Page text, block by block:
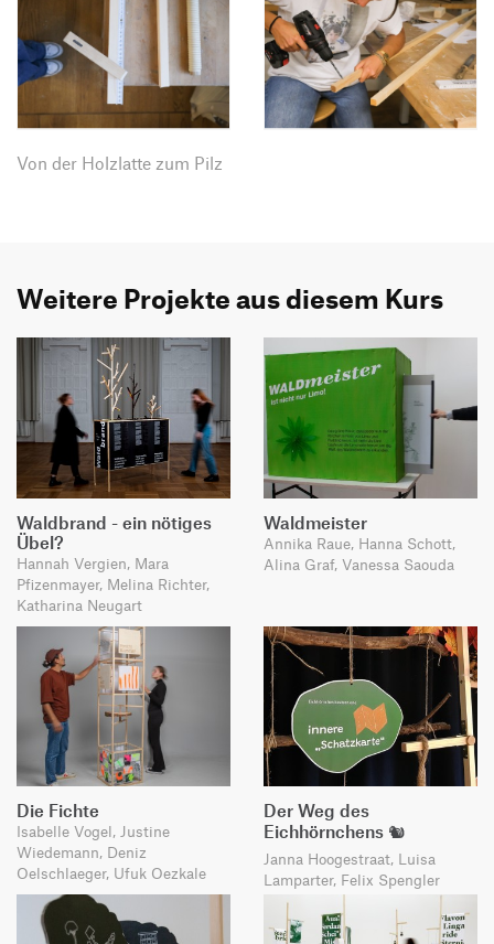
Von der Holzlatte zum Pilz
Weitere Projekte aus diesem Kurs
Waldbrand - ein nötiges
Übel?
Hannah Vergien, Mara
Pfizenmayer, Melina Richter,
Katharina Neugart
Waldmeister
Annika Raue, Hanna Schott,
Alina Graf, Vanessa Saouda
Die Fichte
Isabelle Vogel, Justine
Wiedemann, Deniz
Oelschlaeger, Ufuk Oezkale
Der Weg des
Eichhörnchens 🐿️
Janna Hoogestraat, Luisa
Lamparter, Felix Spengler